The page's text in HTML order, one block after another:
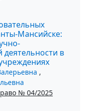
Мансийске:
деятельности в
,
№ 04/2025